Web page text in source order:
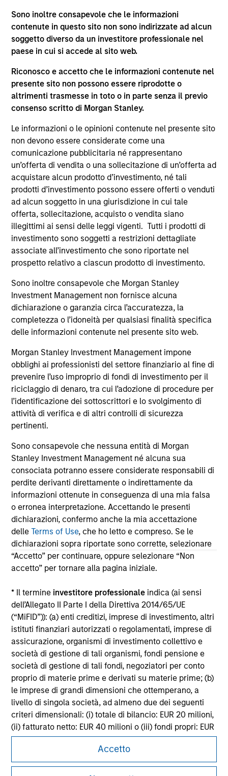
Sono inoltre consapevole che le informazioni
contenute in questo sito non sono indirizzate ad alcun
soggetto diverso da un investitore professionale nel
paese in cui si accede al sito web.
Riconosco e accetto che le informazioni contenute nel
presente sito non possono essere riprodotte o
altrimenti trasmesse in toto o in parte senza il previo
consenso scritto di Morgan Stanley.
Le informazioni o le opinioni contenute nel presente sito
non devono essere considerate come una
comunicazione pubblicitaria né rappresentano
un’offerta di vendita o una sollecitazione di un’offerta ad
acquistare alcun prodotto d’investimento, né tali
prodotti d’investimento possono essere offerti o venduti
ad alcun soggetto in una giurisdizione in cui tale
offerta, sollecitazione, acquisto o vendita siano
illegittimi ai sensi delle leggi vigenti. Tutti i prodotti di
investimento sono soggetti a restrizioni dettagliate
associate all’investimento che sono riportate nel
prospetto relativo a ciascun prodotto di investimento.
Sono inoltre consapevole che Morgan Stanley
Investment Management non fornisce alcuna
dichiarazione o garanzia circa l’accuratezza, la
completezza o l’idoneità per qualsiasi finalità specifica
delle informazioni contenute nel presente sito web.
Morgan Stanley Investment Management impone
obblighi ai professionisti del settore finanziario al fine di
prevenire l’uso improprio di fondi di investimento per il
riciclaggio di denaro, tra cui l’adozione di procedure per
l’identificazione dei sottoscrittori e lo svolgimento di
attività di verifica e di altri controlli di sicurezza
pertinenti.
Sono consapevole che nessuna entità di Morgan
Stanley Investment Management né alcuna sua
consociata potranno essere considerate responsabili di
perdite derivanti direttamente o indirettamente da
informazioni ottenute in conseguenza di una mia falsa
o erronea interpretazione. Accettando le presenti
dichiarazioni, confermo anche la mia accettazione
delleTerms of Use, che ho letto e compreso. Se le
dichiarazioni sopra riportate sono corrette, selezionare
“Accetto” per continuare, oppure selezionare “Non
accetto” per tornare alla pagina iniziale.
* Il termine investitore professionale indica (ai sensi
dell’Allegato II Parte I della Direttiva 2014/65/UE
(“MiFID”)): (a) enti creditizi, imprese di investimento, altri
istituti finanziari autorizzati o regolamentati, imprese di
assicurazione, organismi di investimento collettivo e
società di gestione di tali organismi, fondi pensione e
società di gestione di tali fondi, negoziatori per conto
proprio di materie prime e derivati su materie prime; (b)
le imprese di grandi dimensioni che ottemperano, a
livello di singola società, ad almeno due dei seguenti
criteri dimensionali: (i) totale di bilancio: EUR 20 milioni,
(ii) fatturato netto: EUR 40 milioni o (iii) fondi propri: EUR
2 milioni, che agiscono per proprio conto; o (c) i governi
nazionali e regionali, compresi gli enti pubblici incaricati
della gestione del debito pubblico a livello nazionale o
Accetto
previously the Head of Sovereign, Supranational
and Agency Debt Origination for Morgan Stanley.
Navindu earned a B.A. in natural sciences from the
University of Cambridge, graduating with 1st class
levels of the Chartered Financial Analyst
programme.
Approfondimenti correlati
ARTICOLO
Sustainable Investing – The Long
View
The landscape for sustainable investing has
become fragmented and complex. In this
article the Morgan Stanley Sustainability team
filters the noise and shares our view of 5 key
themes that we believe will influence the long-
term direction of sustainable investing.
12-GEN-2026
May not represent all Team Members.
The information on this page is for informational
purposes only. The information contained herein does
not constitute and should not be construed as an
offering of advisory services or an offer to sell or a
solicitation of an offer to buy any securities in any
jurisdiction in which such offer or solicitation,
purchase or sale would be unlawful under the
securities, insurance or other laws of such jurisdiction.
Please refer to the strategy detail page for important
information on the strategy, including additional risk
considerations.
Morgan Stanley